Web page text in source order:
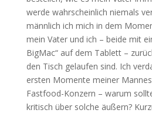
werde wahrscheinlich niemals
männlich ich mich in dem
mein Vater und ich – beide mit
BigMac“ auf dem Tablett –
den Tisch gelaufen sind. Ich
ersten Momente meiner
Fastfood-Konzern – warum
kritisch über solche äußern?